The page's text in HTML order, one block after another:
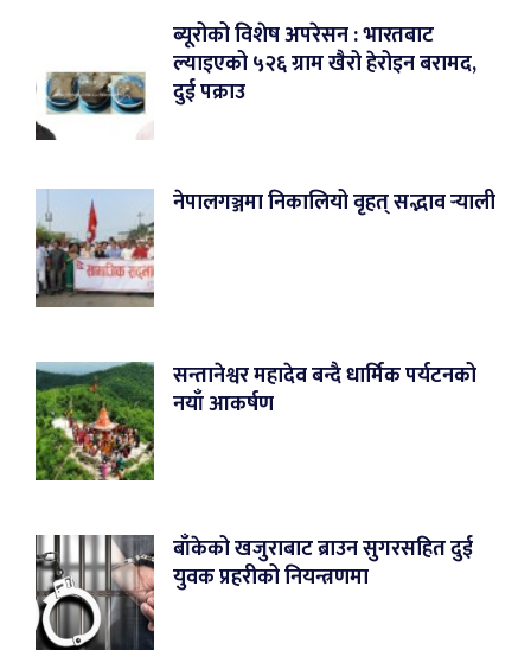
ब्यूरोको विशेष अपरेसन : भारतबाट
ल्याइएको ५२६ ग्राम खैरो हेरोइन बरामद,
दुई पक्राउ
नेपालगञ्जमा निकालियो वृहत् सद्भाव र्‍याली
सन्तानेश्वर महादेव बन्दै धार्मिक पर्यटनको
नयाँ आकर्षण
बाँकेको खजुराबाट ब्राउन सुगरसहित दुई
युवक प्रहरीको नियन्त्रणमा